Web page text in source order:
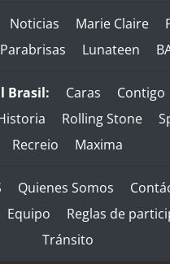
Noticias Marie Claire
Parabrisas Lunateen
Brasil: Caras
Contigo
Rolling Stone
Recreio
Maxima
Quienes Somos
Equipo
Reglas de
Tránsito